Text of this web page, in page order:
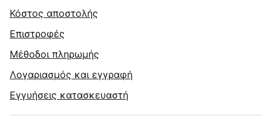
Κόστος αποστολής
Επιστροφές
Μέθοδοι πληρωμής
Λογαριασμός και εγγραφή
Εγγυήσεις κατασκευαστή